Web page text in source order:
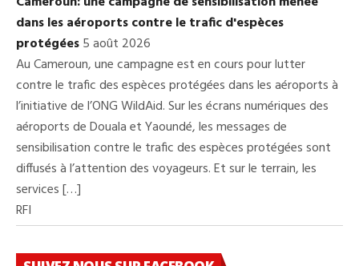
dans les aéroports contre le trafic d'espèces
protégées5 août 2026
Au Cameroun, une campagne est en cours pour lutter
contre le trafic des espèces protégées dans les aéroports à
l’initiative de l’ONG WildAid. Sur les écrans numériques des
aéroports de Douala et Yaoundé, les messages de
sensibilisation contre le trafic des espèces protégées sont
diffusés à l’attention des voyageurs. Et sur le terrain, les
services […]
RFI